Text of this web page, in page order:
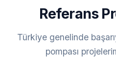
Referans
Türkiye genelinde
pompası